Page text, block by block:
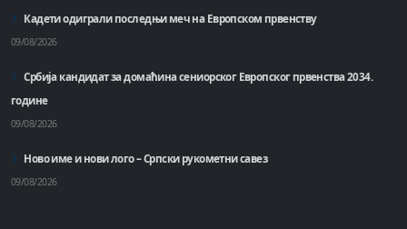
Кадети одиграли последњи меч на Европском првенству
09/08/2026
Србија кандидат за домаћинa сениорског Европског првенства 2034.
године
09/08/2026
Ново име и нови лого – Српски рукометни савез
09/08/2026